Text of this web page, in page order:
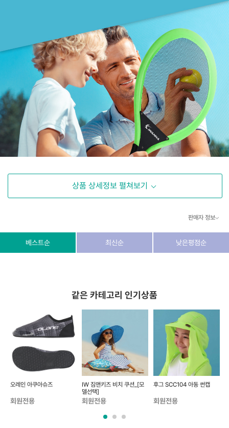
상품 상세정보 펼쳐보기
판매자 정보
상호/대표자 (주) 동이커머스
dongeecom@naver.com
소재지 경기도 고양시 덕양구 꽃마을로64, 1235호
베스트순 최신순 낮은평점순
같은 카테고리 인기상품
오레인 아쿠아슈즈
회원전용
IW 짐앤키즈 비치 쿠션_[모
델선택]
회원전용
후그 SCC104 아동 썬캡
회원전용